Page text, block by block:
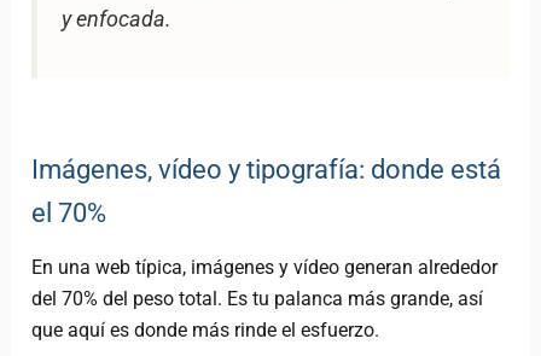
y enfocada.
Imágenes, vídeo y tipografía: donde está
el 70%
En una web típica, imágenes y vídeo generan alrededor
del 70% del peso total. Es tu palanca más grande, así
que aquí es donde más rinde el esfuerzo.